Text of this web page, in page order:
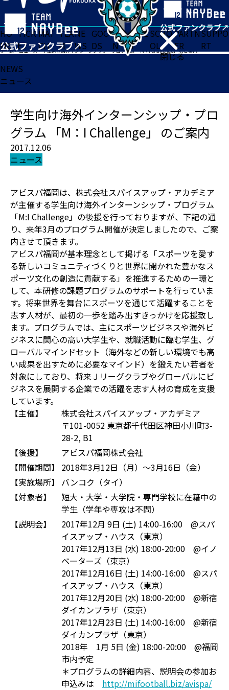
閉じる
HO
ME
TICK
ET
MAT
CH
TEA
M
NE
WS
GOO
DS
FA
N
ACADE
MY
SCHO
OL
PARTN
ER
SUPPO
RT
ホーム>ニュース>学生向け海外インターンシップ・プログラム 「M：I Challenge」 のご案内
NEWS
ニュース
学生向け海外インターンシップ・プロ
グラム 「M：I Challenge」 のご案内
2017.12.06
ニュース
アビスパ福岡は、株式会社スパイスアップ・アカデミア
が主催する学生向け海外インターンシップ・プログラム
「M:I Challenge」の後援を行っておりますが、下記の通
り、来年3月のプログラム開催が決定しましたので、ご案
内させて頂きます。
アビスパ福岡が基本理念として掲げる「スポーツを愛す
る新しいコミュニティづくりと世界に開かれた豊かなス
ポーツ文化の創造に貢献する」を推進するための一環と
して、本研修の課題プログラムのサポートを行っていま
す。将来世界を舞台にスポーツを通じて活躍することを
志す人材が、最初の一歩を踏み出すきっかけを応援致し
ます。プログラムでは、主にスポーツビジネスや海外ビ
ジネスに関心の高い大学生や、就職活動に臨む学生、グ
ローバルマインドセット（海外などの新しい環境でも高
い成果を出すために必要なマインド）を鍛えたい若者を
対象にしており、将来Ｊリーグクラブやグローバルにビ
ジネスを展開する企業での活躍を志す人材の育成を支援
しています。
【主催】
株式会社スパイスアップ・アカデミア
〒101-0052 東京都千代田区神田小川町3-
28-2, B1
【後援】
アビスパ福岡株式会社
【開催期間】
2018年3月12日（月）～3月16日（金）
【実施場所】
バンコク（タイ）
【対象者】
短大・大学・大学院・専門学校に在籍中の
学生（学年や専攻は不問）
【説明会】
2017年12月 9日 (土) 14:00-16:00 @スパ
イスアップ・ハウス（東京）
2017年12月13日 (水) 18:00-20:00 @イノ
ベーターズ（東京）
2017年12月16日 (土) 14:00-16:00 @スパ
イスアップ・ハウス（東京）
2017年12月20日 (水) 18:00-20:00 @新宿
ダイカンプラザ（東京）
2017年12月23日 (土) 14:00-16:00 @新宿
ダイカンプラザ（東京）
2018年 1月 5日 (金) 18:00-20:00 @福岡
市内予定
＊プログラムの詳細内容、説明会の参加お
申込みは http://mifootball.biz/avispa/